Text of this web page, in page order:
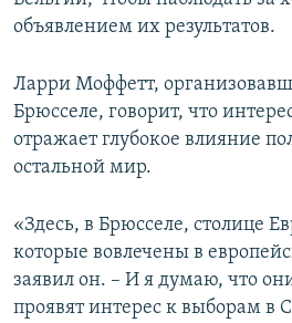
объявлением их результатов.
Ларри Моффетт,
Брюсселе, говорит, что
отражает глубокое влияние
остальной мир.
«Здесь, в Брюсселе, столице
которые вовлечены в
заявил он. – И я думаю, что
проявят интерес к выборам в